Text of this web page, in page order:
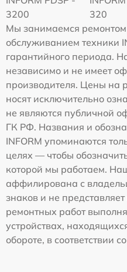
3200
320
Мы занимаемся ремонтом
обслуживанием техники
гарантийного периода.
независимо и не имеет
производителя. Цены на
носят исключительно
не являются публичной
ГК РФ. Названия и
INFORM упоминаются
целях — чтобы
которой мы работаем.
аффилирована с
знаков и не
ремонтных работ
устройствах,
обороте, в соответствии